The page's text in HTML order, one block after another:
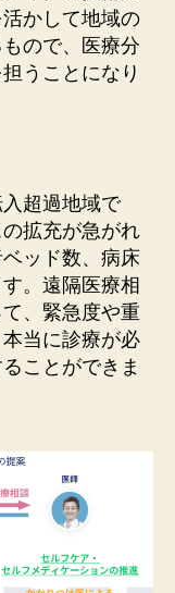
かして地域の
ので、医療分
うことになり
超過地域で
拡充が急がれ
ッド数、病床
。遠隔医療相
、緊急度や重
当に診療が必
ことができま